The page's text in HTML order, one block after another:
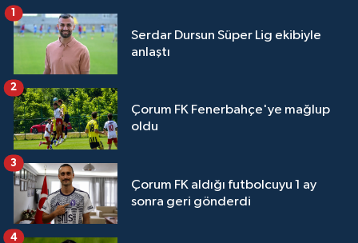
Serdar Dursun Süper Lig ekibiyle
anlaştı
1
Çorum FK Fenerbahçe'ye mağlup
oldu
2
Çorum FK aldığı futbolcuyu 1 ay
sonra geri gönderdi
3
4